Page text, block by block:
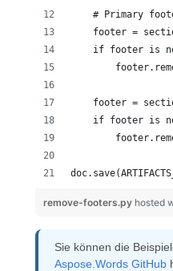
remove-footers.py hosted
Sie können die
Aspose.Words GitHub